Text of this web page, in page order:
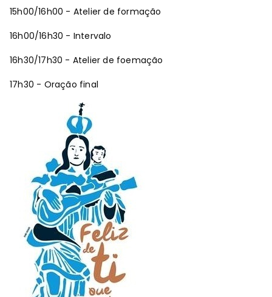
15h00/16h00 - Atelier de formação
16h00/16h30 - Intervalo
16h30/17h30 - Atelier de foemação
17h30 - Oração final